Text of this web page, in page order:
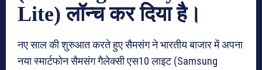
Lite) लॉन्च कर दिया है।
नए साल की शुरुआत करते हुए सैमसंग ने भारतीय बाजार में अपना
नया स्मार्टफोन सैमसंग गैलेक्सी एस10 लाइट (Samsung